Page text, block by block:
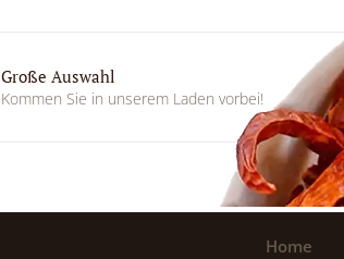
Große Auswahl
Kommen Sie in unserem Laden vorbei!
Home